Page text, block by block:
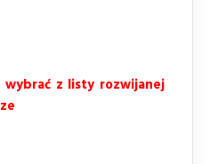
wybrać z listy rozwijanej